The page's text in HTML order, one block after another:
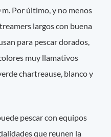
Por último, y no menos
largos con buena
para pescar dorados,
muy llamativos
chartreause, blanco y
pescar con equipos
que reunen la